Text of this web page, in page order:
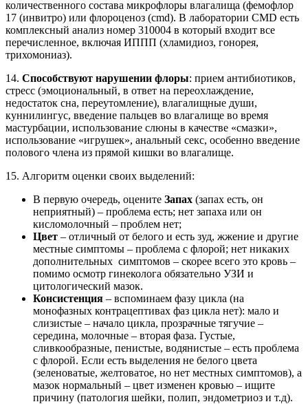
количественного состава микрофлоры влагалища (фемофлор
17 (инвитро) или флороценоз (cmd). В лаборатории CMD есть
комплексный анализ номер 310004 в который входит все
перечисленное, включая ИППП (хламидиоз, гонорея,
трихомониаз).
14. Способствуют нарушении флоры: прием антибиотиков,
стресс (эмоциональный, в ответ на переохлаждение,
недостаток сна, переутомление), влагалищные души,
куннилингус, введение пальцев во влагалище во время
мастурбации, использование слюны в качестве «смазки»,
использование «игрушек», анальный секс, особенно введение
полового члена из прямой кишки во влагалище.
15. Алгоритм оценки своих выделений:
В первую очередь, оцените Запах (запах есть, он
неприятный) – проблема есть; нет запаха или он
кисломолочный – проблем нет;
Цвет – отличный от белого и есть зуд, жжение и другие
местные симптомы – проблема с флорой; нет никаких
дополнительных симптомов – скорее всего это кровь –
помимо осмотр гинеколога обязательно УЗИ и
цитологический мазок.
Консистенция – вспоминаем фазу цикла (на
монофазных контрацептивах фаз цикла нет): мало и
слизистые – начало цикла, прозрачные тягучие –
середина, молочные – вторая фаза. Густые,
сливкообразные, пенистые, водянистые – есть проблема
с флорой. Если есть выделения не белого цвета
(зеленоватые, желтоватое, но нет местных симптомов), а
мазок нормальный – цвет изменен кровью – ищите
причину (патология шейки, полип, эндометриоз и т.д).